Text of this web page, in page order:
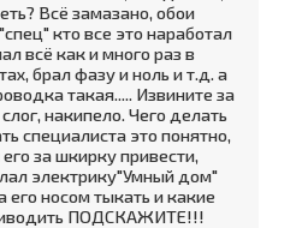
Всё замазано, обои
кто все это наработал
всё как и много раз в
брал фазу и ноль и т.д. а
такая..... Извините за
накипело. Чего делать
специалиста это понятно,
за шкирку привести,
электрику"Умный дом"
его носом тыкать и какие
ПОДСКАЖИТЕ!!!